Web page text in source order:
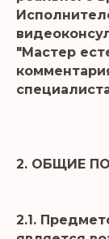
"Мастер
2. ОБЩИЕ
2.1.